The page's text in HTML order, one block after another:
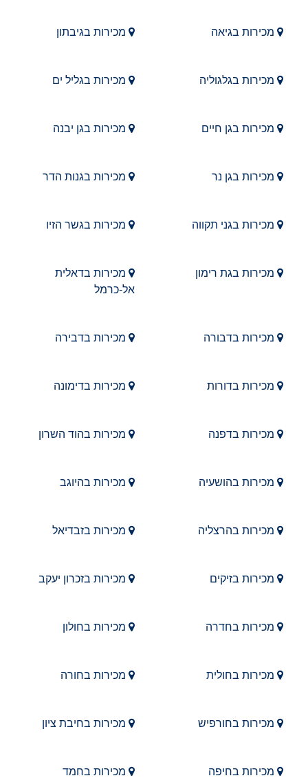
מכירות בגיאה מכירות בגיבתון
מכירות בגלגוליה מכירות בגליל ים
מכירות בגן חיים מכירות בגן יבנה
מכירות בגן נר מכירות בגנות הדר
מכירות בגני תקווה מכירות בגשר הזיו
מכירות בגת רימון
מכירות בדאלית
אל-כרמל
מכירות בדבורה מכירות בדבירה
מכירות בדורות מכירות בדימונה
מכירות בדפנה מכירות בהוד השרון
מכירות בהושעיה מכירות בהיוגב
מכירות בהרצליה מכירות בזבדיאל
מכירות בזיקים מכירות בזכרון יעקב
מכירות בחדרה מכירות בחולון
מכירות בחולית מכירות בחורה
מכירות בחורפיש מכירות בחיבת ציון
מכירות בחיפה מכירות בחמד